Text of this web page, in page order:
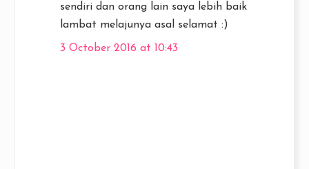
sendiri dan orang lain saya lebih baik
lambat melajunya asal selamat :)
3 October 2016 at 10:43